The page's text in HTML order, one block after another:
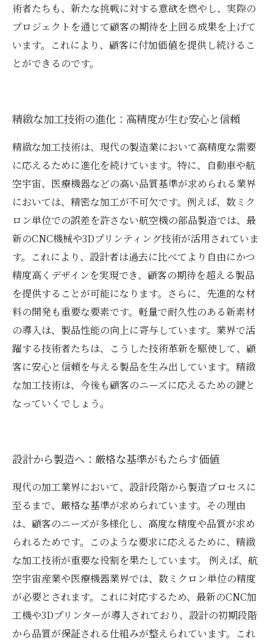
術者たちも、新たな挑戦に対する意欲を燃やし、実際の
プロジェクトを通じて顧客の期待を上回る成果を上げて
います。これにより、顧客に付加価値を提供し続けるこ
とができるのです。
精緻な加工技術の進化：高精度が生む安心と信頼
精緻な加工技術は、現代の製造業において高精度な需要
に応えるために進化を続けています。特に、自動車や航
空宇宙、医療機器などの高い品質基準が求められる業界
においては、精密な加工が不可欠です。例えば、数ミク
ロン単位での誤差を許さない航空機の部品製造では、最
新のCNC機械や3Dプリンティング技術が活用されていま
す。これにより、設計者は過去に比べてより自由にかつ
精度高くデザインを実現でき、顧客の期待を超える製品
を提供することが可能になります。さらに、先進的な材
料の開発も重要な要素です。軽量で耐久性のある新素材
の導入は、製品性能の向上に寄与しています。業界で活
躍する技術者たちは、こうした技術革新を駆使して、顧
客に安心と信頼を与える製品を生み出しています。精緻
な加工技術は、今後も顧客のニーズに応えるための鍵と
なっていくでしょう。
設計から製造へ：厳格な基準がもたらす価値
現代の加工業界において、設計段階から製造プロセスに
至るまで、厳格な基準が求められています。その理由
は、顧客のニーズが多様化し、高度な精度や品質が求め
られるためです。このような要求に応えるために、精緻
な加工技術が重要な役割を果たしています。 例えば、航
空宇宙産業や医療機器業界では、数ミクロン単位の精度
が必要とされます。これに対応するため、最新のCNC加
工機や3Dプリンターが導入されており、設計の初期段階
から品質が保証される仕組みが整えられています。これ